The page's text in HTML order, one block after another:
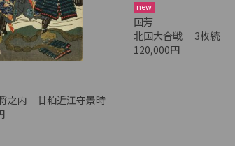
之内 甘粕近江守景時
new
国芳
北国大合戦 3枚続
120,000円